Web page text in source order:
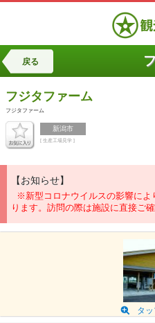
戻る
フジタファーム
フジタファーム
新潟市
[ 生産工場見学 ]
【お知らせ】
※新型コロナウイルスの影響によ
ります。訪問の際は施設に直接ご確
タ